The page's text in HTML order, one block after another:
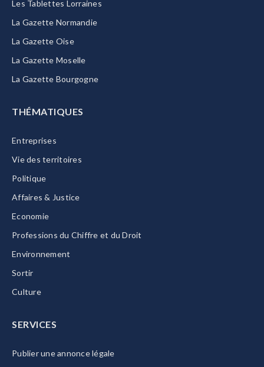
Les Tablettes Lorraines
La Gazette Normandie
La Gazette Oise
La Gazette Moselle
La Gazette Bourgogne
THÉMATIQUES
Entreprises
Vie des territoires
Politique
Affaires & Justice
Economie
Professions du Chiffre et du Droit
Environnement
Sortir
Culture
SERVICES
Publier une annonce légale